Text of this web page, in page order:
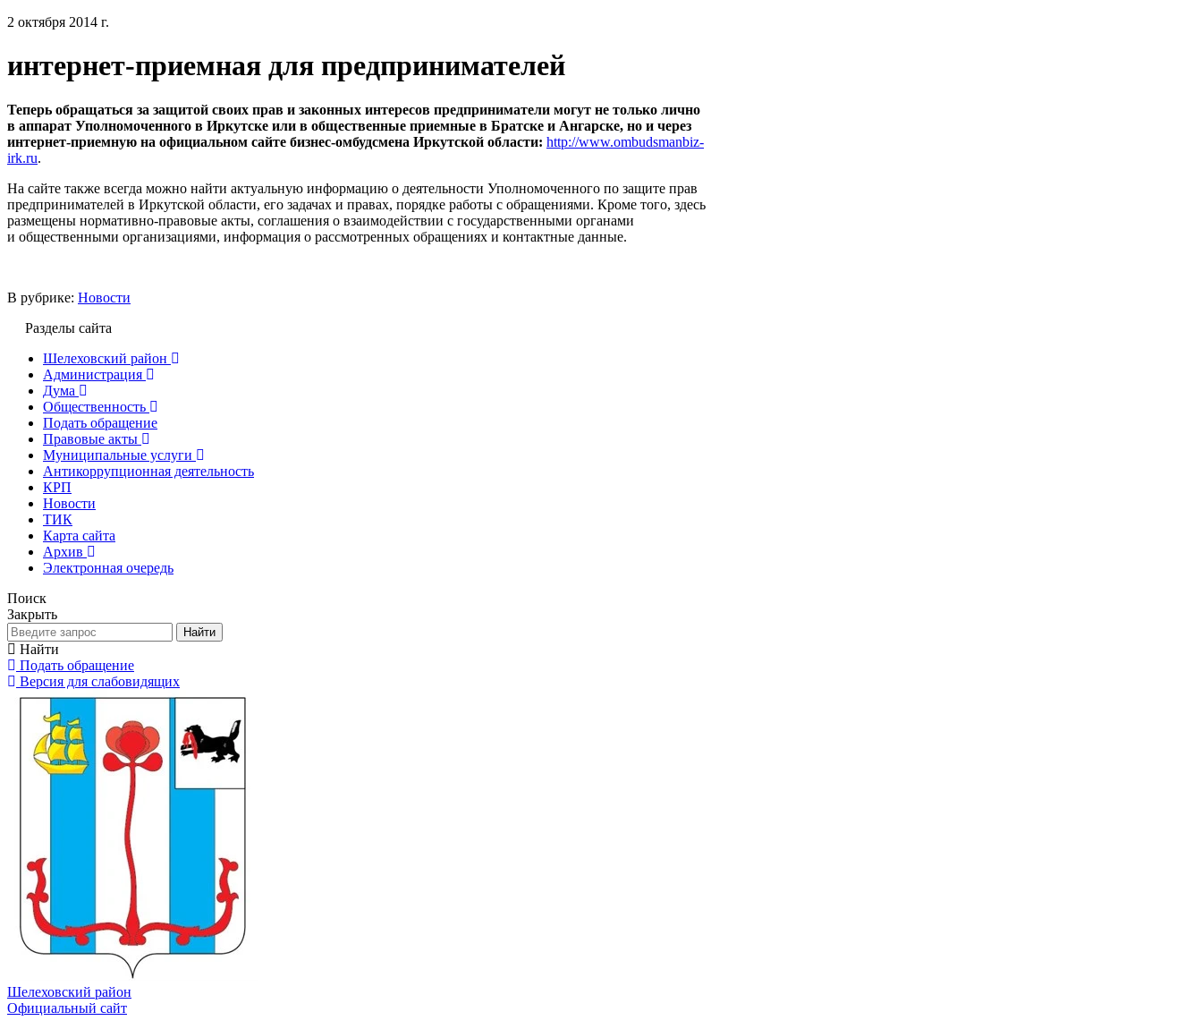
2 октября 2014 г.
интернет-приемная для предпринимателей
Теперь обращаться за защитой своих прав и законных интересов предприниматели могут не только лично
в аппарат Уполномоченного в Иркутске или в общественные приемные в Братске и Ангарске, но и через
интернет-приемную на официальном сайте бизнес-омбудсмена Иркутской области: http://www.ombudsmanbiz-
irk.ru.
На сайте также всегда можно найти актуальную информацию о деятельности Уполномоченного по защите прав
предпринимателей в Иркутской области, его задачах и правах, порядке работы с обращениями. Кроме того, здесь
размещены нормативно-правовые акты, соглашения о взаимодействии с государственными органами
и общественными организациями, информация о рассмотренных обращениях и контактные данные.
В рубрике: Новости
Разделы сайта
Шелеховский район
Администрация
Дума
Общественность
Подать обращение
Правовые акты
Муниципальные услуги
Антикоррупционная деятельность
КРП
Новости
ТИК
Карта сайта
Архив
Электронная очередь
Поиск
Закрыть
Найти
Найти
Подать обращение
Версия для слабовидящих
Шелеховский район
Официальный сайт